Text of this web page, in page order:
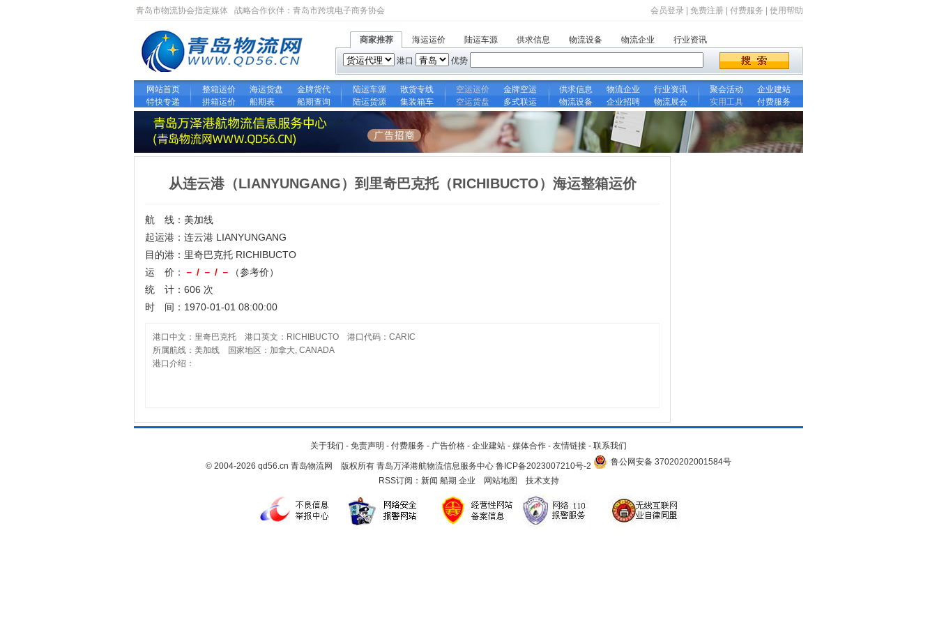
青岛市物流协会指定媒体 战略合作伙伴： 青岛市跨境电子商务协会 会员登录 免费注册 付费服务 使用帮助
商家推荐 海运运价 陆运车源 供求信息 物流设备 物流企业 行业资讯
港口 优势
网站首页 整箱运价 海运货盘 金牌货代 陆运车源 散货专线 空运运价 金牌空运 供求信息 物流企业 行业资讯 聚会活动
企业建站
特快专递
拼箱运价 船期表 船期查询 陆运货源 集装箱车 空运货盘 多式联运 物流设备 企业招聘 物流展会 实用工具 付费服务
从连云港（LIANYUNGANG）到里奇巴克托（RICHIBUCTO）海运整箱运价
航 线：美加线
起运港：连云港 LIANYUNGANG
目的港：里奇巴克托 RICHIBUCTO
运 价：
－ / － / －
（参考价）
统 计：606 次
时 间：1970-01-01 08:00:00
港口中文：里奇巴克托 港口英文：RICHIBUCTO 港口代码：CARIC
所属航线：美加线 国家地区：加拿大, CANADA
港口介绍：
关于我们 - 免责声明 - 付费服务 - 广告价格 - 企业建站 - 媒体合作 - 友情链接 - 联系我们
© 2004-2026 qd56.cn 青岛物流网 版权所有 青岛万泽港航物流信息服务中心 鲁ICP备2023007210号-2
鲁公网安备 37020202001584号
RSS订阅： 新闻 船期 企业 网站地图 技术支持